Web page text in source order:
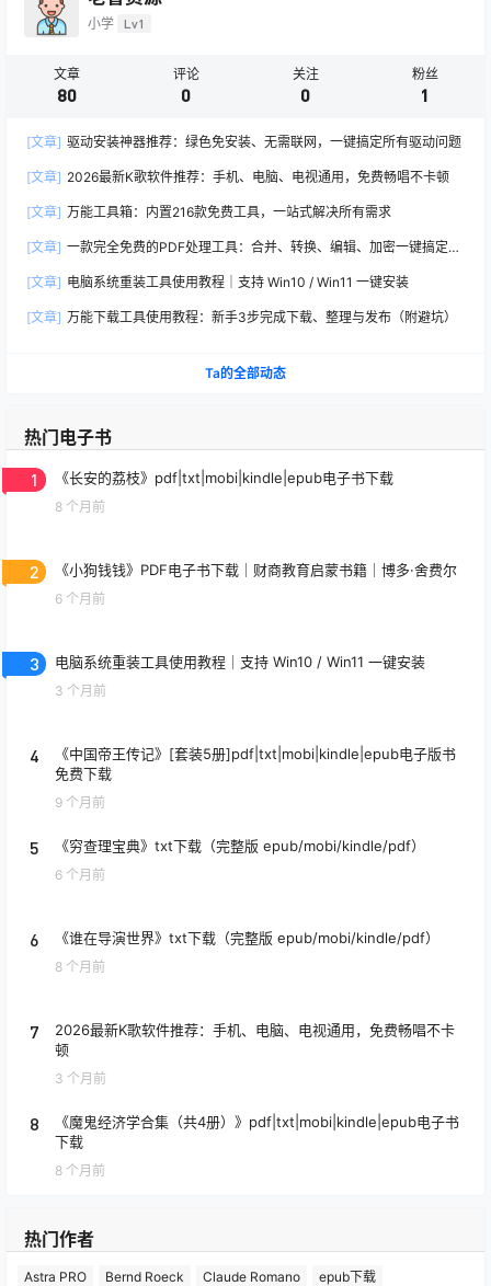
小学 Lv1
文章
80
评论
0
关注
0
粉丝
1
[文章] 驱动安装神器推荐：绿色免安装、无需联网，一键搞定所有驱动问题
[文章] 2026最新K歌软件推荐：手机、电脑、电视通用，免费畅唱不卡顿
[文章] 万能工具箱：内置216款免费工具，一站式解决所有需求
[文章] 一款完全免费的PDF处理工具：合并、转换、编辑、加密一键搞定
[文章] 电脑系统重装工具使用教程｜支持 Win10 / Win11 一键安装
[文章] 万能下载工具使用教程：新手3步完成下载、整理与发布（附避坑）
Ta的全部动态
热门电子书
1 《长安的荔枝》pdf|txt|mobi|kindle|epub电子书下载
8 个月前
2 《小狗钱钱》PDF电子书下载｜财商教育启蒙书籍｜博多·舍费尔
6 个月前
3 电脑系统重装工具使用教程｜支持 Win10 / Win11 一键安装
3 个月前
4
《中国帝王传记》[套装5册]pdf|txt|mobi|kindle|epub电子版书
免费下载
9 个月前
5 《穷查理宝典》txt下载（完整版 epub/mobi/kindle/pdf）
6 个月前
6 《谁在导演世界》txt下载（完整版 epub/mobi/kindle/pdf）
8 个月前
7
2026最新K歌软件推荐：手机、电脑、电视通用，免费畅唱不卡
顿
3 个月前
8
《魔鬼经济学合集（共4册）》pdf|txt|mobi|kindle|epub电子书
下载
8 个月前
热门作者
Astra PRO Bernd Roeck Claude Romano epub下载